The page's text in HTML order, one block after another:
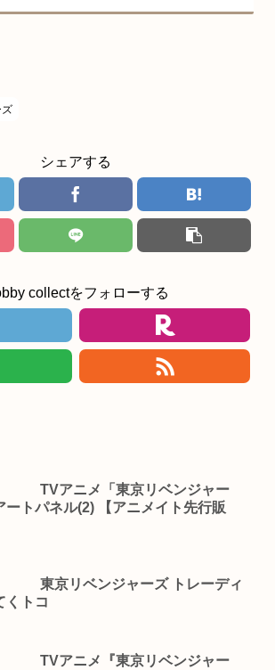
シェアする
collectをフォローする
TVアニメ「東京リベンジャー
ートパネル(2) 【アニメイト先行販
東京リベンジャーズ トレーディ
くトコ
TVアニメ『東京リベンジャー